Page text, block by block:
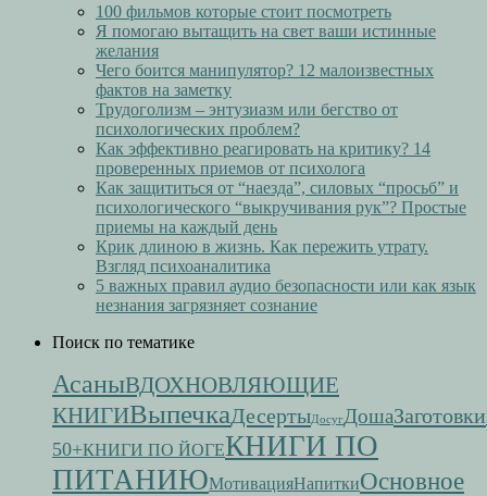
100 фильмов которые стоит посмотреть
Я помогаю вытащить на свет ваши истинные
желания
Чего боится манипулятор? 12 малоизвестных
фактов на заметку
Трудоголизм – энтузиазм или бегство от
психологических проблем?
Как эффективно реагировать на критику? 14
проверенных приемов от психолога
Как защититься от “наезда”, силовых “просьб” и
психологического “выкручивания рук”? Простые
приемы на каждый день
Крик длиною в жизнь. Как пережить утрату.
Взгляд психоаналитика
5 важных правил аудио безопасности или как язык
незнания загрязняет сознание
Поиск по тематике
АсаныВДОХНОВЛЯЮЩИЕ
КНИГИВыпечкаДесертыДосугДошаЗаготовки
50+КНИГИ ПО ЙОГЕКНИГИ ПО
ПИТАНИЮМотивацияНапиткиОсновное